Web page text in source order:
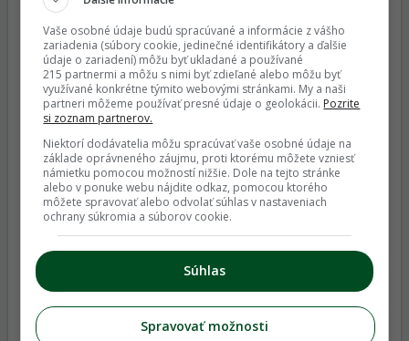
Zlaté žltnutie viniča sa šíri Slovenskom. Čo si
treba všímať a čo musí urobiť aj bežný
záhradkár?
Chrumkavé rýchlokvasené uhorky? Vyhnite sa
častým chybám a stavte na trik našich
babičiek
Archív článkov
Vaše osobné údaje budú spracúvané a informácie z vášho
zariadenia (súbory cookie, jedinečné identifikátory a ďalšie
údaje o zariadení) môžu byť ukladané a používané
215 partnermi a môžu s nimi byť zdieľané alebo môžu byť
využívané konkrétne týmito webovými stránkami. My a naši
partneri môžeme používať presné údaje o geolokácii. Pozrite
si zoznam partnerov.
Niektorí dodávatelia môžu spracúvať vaše osobné údaje na
základe oprávneného záujmu, proti ktorému môžete vzniesť
námietku pomocou možností nižšie. Dole na tejto stránke
alebo v ponuke webu nájdite odkaz, pomocou ktorého
môžete spravovať alebo odvolať súhlas v nastaveniach
ochrany súkromia a súborov cookie.
Súhlas
Spravovať možnosti